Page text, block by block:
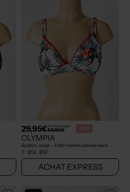
29,95€Prix boutique :
59,90€ -50%
OLYMPIA
Soutien-gorge - Effet matière satinée blanc
T : 85E, 85F
ACHAT EXPRESS